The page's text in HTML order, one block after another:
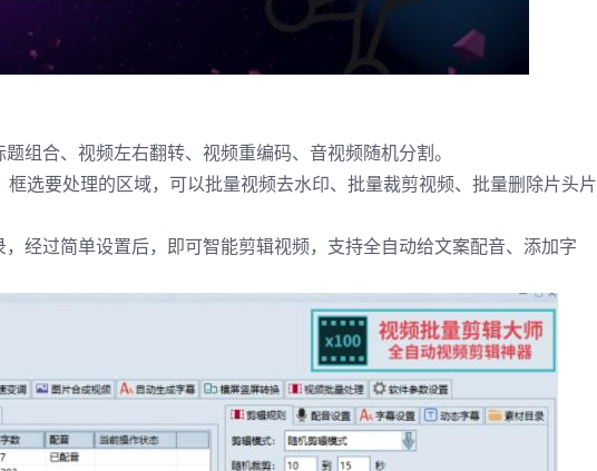
组合、视频左右翻转、视频重编码、音视频随机分割。
选要处理的区域，可以批量视频去水印、批量裁剪视频、批量删除片头片
经过简单设置后，即可智能剪辑视频，支持全自动给文案配音、添加字